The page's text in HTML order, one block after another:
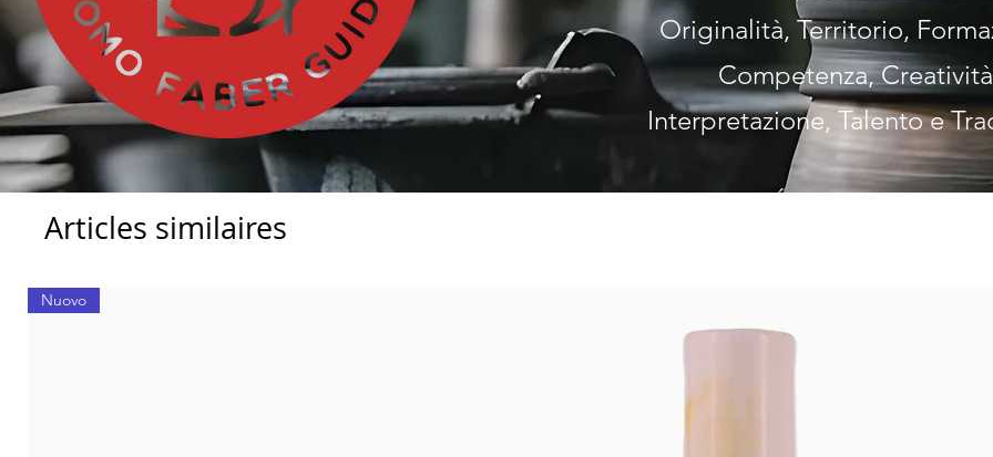
Originalità, Territorio,
Competenza,
Interpretazione, Talento e
Articles similaires
Nuovo